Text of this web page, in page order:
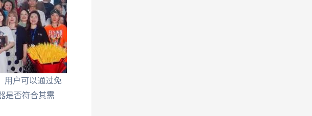
用户可以通过免
是否符合其需